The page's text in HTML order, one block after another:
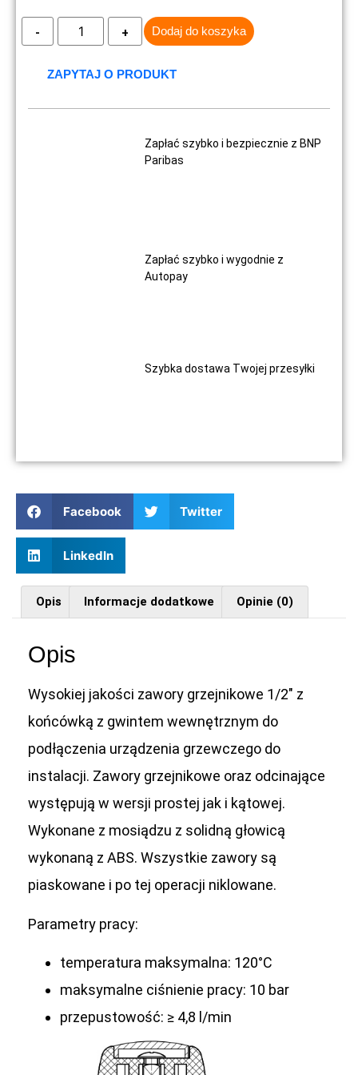
Facebook Twitter
LinkedIn
Dodaj do koszyka
ZAPYTAJ O PRODUKT
Zapłać szybko i bezpiecznie z BNP
Paribas
Zapłać szybko i wygodnie z
Autopay
Szybka dostawa Twojej przesyłki
Opis Informacje dodatkowe Opinie (0)
Opis
Wysokiej jakości zawory grzejnikowe 1/2″ z
końcówką z gwintem wewnętrznym do
podłączenia urządzenia grzewczego do
instalacji. Zawory grzejnikowe oraz odcinające
występują w wersji prostej jak i kątowej.
Wykonane z mosiądzu z solidną głowicą
wykonaną z ABS. Wszystkie zawory są
piaskowane i po tej operacji niklowane.
Parametry pracy:
temperatura maksymalna: 120°C
maksymalne ciśnienie pracy: 10 bar
przepustowość: ≥ 4,8 l/min